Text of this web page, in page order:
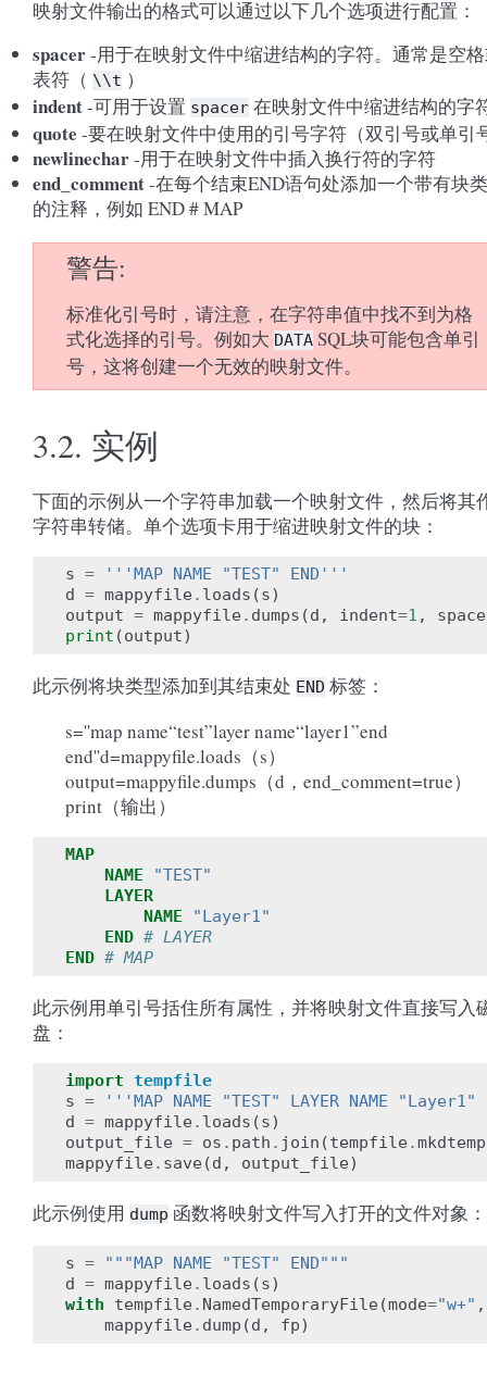
映射文件输出的格式可以通过以下几个选项进行配置：
spacer-用于在映射文件中缩进结构的字符。通常是空
表符（ \\t ）
indent-可用于设置 spacer 在映射文件中缩进结构的字
quote -要在映射文件中使用的引号字符（双引号或单引
newlinechar-用于在映射文件中插入换行符的字符
end_comment-在每个结束END语句处添加一个带有块
的注释，例如 END # MAP
警告
标准化引号时，请注意，在字符串值中找不到为格
式化选择的引号。例如大 DATA SQL块可能包含单引
号，这将创建一个无效的映射文件。
3.2. 实例
下面的示例从一个字符串加载一个映射文件，然后将其
字符串转储。单个选项卡用于缩进映射文件的块：
s =
'''MAP NAME "TEST" END'''
d = mappyfile . loads (s)
output = mappyfile . dumps (d , indent=1 ,
print (output)
此示例将块类型添加到其结束处 END 标签：
s=''map name“test”layer name“layer1”end
end''d=mappyfile.loads（s）
output=mappyfile.dumps（d，end_comment=true）
print（输出）
MAP
NAME
"TEST"
LAYER
NAME
"Layer1"
END # LAYER
END # MAP
此示例用单引号括住所有属性，并将映射文件直接写入
盘：
import tempfile
s =
'''MAP NAME "TEST" LAYER NAME
d = mappyfile . loads (s)
output_file = os . path . join (tempfile .mkdtemp
mappyfile . save (d , output_file)
此示例使用 dump 函数将映射文件写入打开的文件对象：
s =
"""MAP NAME "TEST" END"""
d = mappyfile . loads (s)
with
tempfile . NamedTemporaryFile (mode="w+" ,
mappyfile . dump (d , fp)